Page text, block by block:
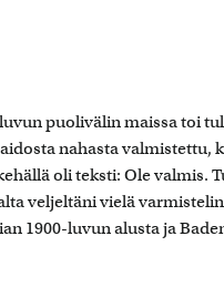
puolivälin maissa toi
nahasta valmistettu,
oli teksti: Ole valmis.
veljeltäni vielä
1900-luvun alusta ja